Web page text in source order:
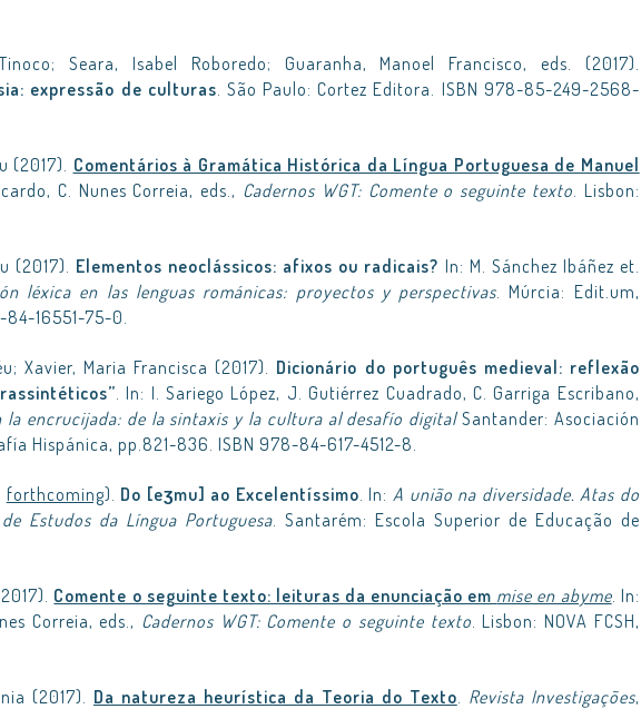
Seara, Isabel Roboredo; Guaranha, Manoel Francisco, eds. (2017).
expressão de culturas. São Paulo: Cortez Editora. ISBN 978-85-249-2568-
(2017). Comentários à Gramática Histórica da Língua Portuguesa de Manuel
C. Nunes Correia, eds., Cadernos WGT: Comente o seguinte texto. Lisbon:
(2017). Elementos neoclássicos: afixos ou radicais? In: M. Sánchez Ibáñez et.
léxica en las lenguas románicas: proyectos y perspectivas. Múrcia: Edit.um,
84-16551-75-0.
Xavier, Maria Francisca (2017). Dicionário do português medieval: reflexão
. In: I. Sariego López, J. Gutiérrez Cuadrado, C. Garriga Escribano,
la encrucijada: de la sintaxis y la cultura al desafío digitalSantander: Asociación
Hispánica, pp.821-836. ISBN 978-84-617-4512-8.
forthcoming). Do [eʒmu] ao Excelentíssimo. In: A união na diversidade. Atas do
Estudos da Língua Portuguesa. Santarém: Escola Superior de Educação de
Comente o seguinte texto: leituras da enunciação em mise en abyme. In:
Correia, eds., Cadernos WGT: Comente o seguinte texto. Lisbon: NOVA FCSH,
(2017). Da natureza heurística da Teoria do Texto. Revista Investigações,